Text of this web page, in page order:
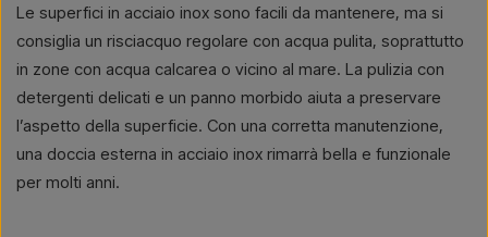
Le superfici in acciaio inox sono facili da mantenere, ma si
consiglia un risciacquo regolare con acqua pulita, soprattutto
in zone con acqua calcarea o vicino al mare. La pulizia con
detergenti delicati e un panno morbido aiuta a preservare
l’aspetto della superficie. Con una corretta manutenzione,
una doccia esterna in acciaio inox rimarrà bella e funzionale
per molti anni.